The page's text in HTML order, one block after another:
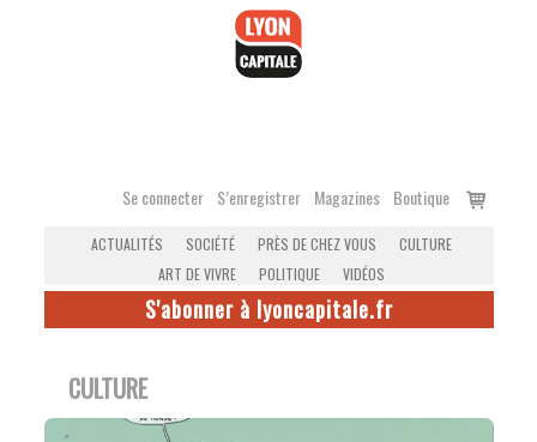
Se connecter S’enregistrer Magazines Boutique
Voir
ACTUALITÉS SOCIÉTÉ PRÈS DE CHEZ VOUS
CULTURE
ART DE VIVRE
POLITIQUE VIDÉOS
S'abonner à lyoncapitale.fr
CULTURE